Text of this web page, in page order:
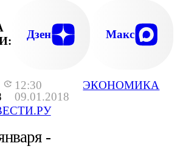
12:30
09.01.2018
ЭКОНОМИКА
Дзен Макс
-